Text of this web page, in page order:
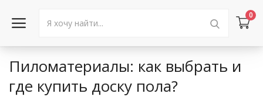
0
Войти в аккаунт
Пиломатериалы: как выбрать и
где купить доску пола?